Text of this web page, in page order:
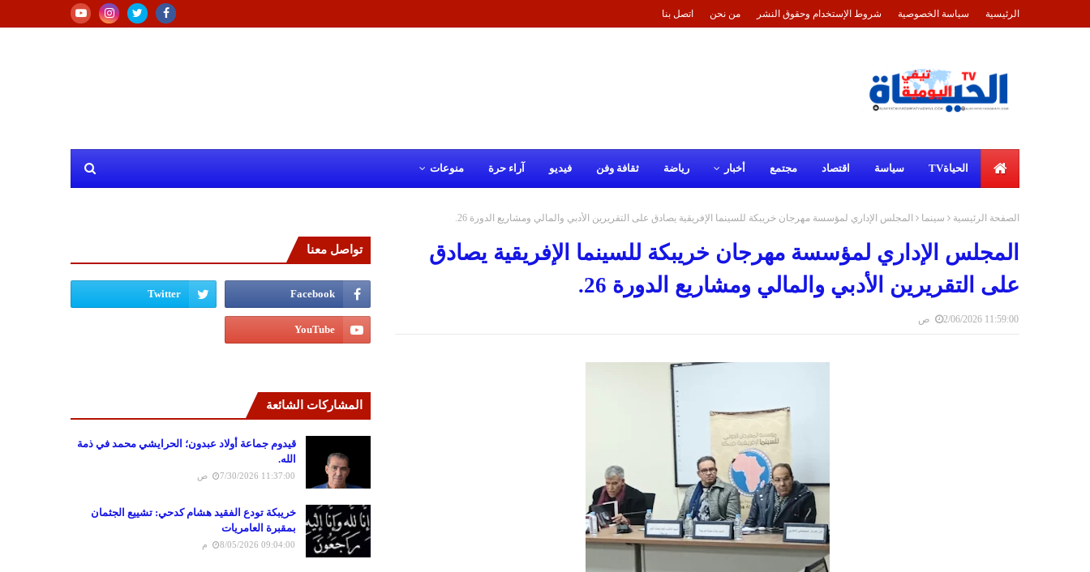
الرئيسية سياسة الخصوصية شروط الإستخدام وحقوق النشر من نحن اتصل بنا
الحياةTV سياسة اقتصاد مجتمع أخبار رياضة ثقافة وفن فيديو آراء حرة منوعات
الصفحة الرئيسية سينما المجلس الإداري لمؤسسة مهرجان خريبكة للسينما الإفريقية يصادق على التقريرين الأدبي والمالي ومشاريع الدورة 26.
المجلس الإداري لمؤسسة مهرجان خريبكة للسينما الإفريقية يصادق
على التقريرين الأدبي والمالي ومشاريع الدورة 26.
2/06/2026 11:59:00 ص
تواصل معنا
المشاركات الشائعة
قيدوم جماعة أولاد عبدون؛ الحرايشي محمد في ذمة
الله.
7/30/2026 11:37:00 ص
خريبكة تودع الفقيد هشام كدحي: تشييع الجثمان
بمقبرة العامريات
8/05/2026 09:04:00 م